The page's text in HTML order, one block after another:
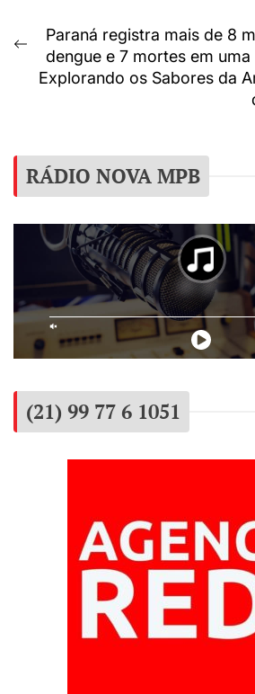
Navegação
Post
Previous
post:
Paraná registra mais de 8
dengue e 7 mortes em uma
Explorando os Sabores da
RÁDIO NOVA MPB
(21) 99 77 6 1051